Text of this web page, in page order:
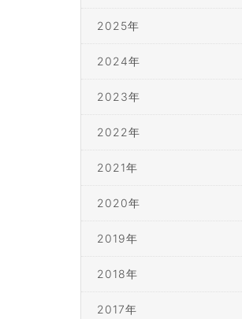
2025年
2024年
2023年
2022年
2021年
2020年
2019年
2018年
2017年